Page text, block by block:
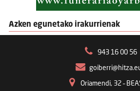
Azken egunetako irakurrienak
943 16 00 56
Oriamendi, 32 –